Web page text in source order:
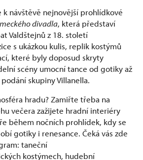
k návštěvě nejnovější prohlídkové
divadla, která představí
Valdštejnů z 18. století
s ukázkou kulis, replik kostýmů
které byly doposud skryty
scény umocní tance od gotiky až
skupiny Villanella.
hradu? Zamiřte třeba na
večera zažijete hradní interiéry
během nočních prohlídek, kdy se
gotiky i renesance. Čeká vás zde
taneční
kostýmech, hudební